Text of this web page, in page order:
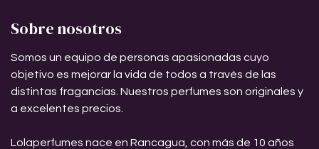
Sobre nosotros
Somos un equipo de personas apasionadas cuyo
objetivo es mejorar la vida de todos a través de las
distintas fragancias. Nuestros perfumes son originales y
a excelentes precios.
Lolaperfumes nace en Rancagua, con más de 10 años